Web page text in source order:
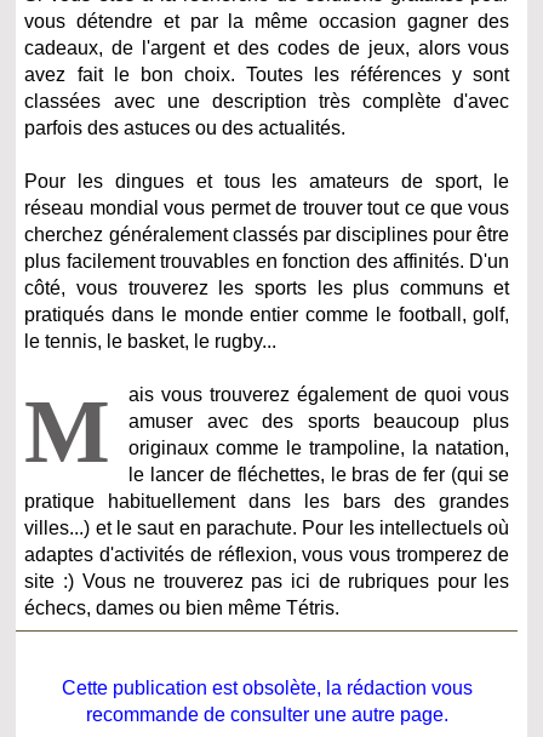
vous détendre et par la même occasion gagner des
cadeaux, de l'argent et des codes de jeux, alors vous
avez fait le bon choix. Toutes les références y sont
classées avec une description très complète d'avec
parfois des astuces ou des actualités.
Pour les dingues et tous les amateurs de sport, le
réseau mondial vous permet de trouver tout ce que vous
cherchez généralement classés par disciplines pour être
plus facilement trouvables en fonction des affinités. D'un
côté, vous trouverez les sports les plus communs et
pratiqués dans le monde entier comme le football, golf,
le tennis, le basket, le rugby...
M
ais vous trouverez également de quoi vous
amuser avec des sports beaucoup plus
originaux comme le trampoline, la natation,
le lancer de fléchettes, le bras de fer (qui se
pratique habituellement dans les bars des grandes
villes...) et le saut en parachute. Pour les intellectuels où
adaptes d'activités de réflexion, vous vous tromperez de
site :) Vous ne trouverez pas ici de rubriques pour les
échecs, dames ou bien même Tétris.
Cette publication est obsolète, la rédaction vous
recommande de consulter une autre page.